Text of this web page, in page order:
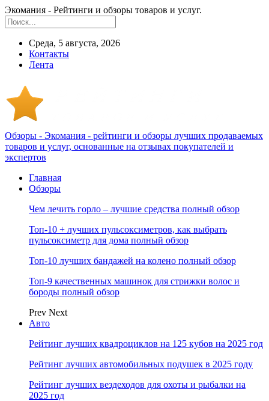
Экомания - Рейтинги и обзоры товаров и услуг.
Среда, 5 августа, 2026
Контакты
Лента
Обзоры - Экомания - рейтинги и обзоры лучших продаваемых
товаров и услуг, основанные на отзывах покупателей и
экспертов
Главная
Обзоры
Чем лечить горло – лучшие средства полный обзор
Топ-10 + лучших пульсоксиметров, как выбрать
пульсоксиметр для дома полный обзор
Топ-10 лучших бандажей на колено полный обзор
Топ-9 качественных машинок для стрижки волос и
бороды полный обзор
Prev Next
Авто
Рейтинг лучших квадроциклов на 125 кубов на 2025 год
Рейтинг лучших автомобильных подушек в 2025 году
Рейтинг лучших вездеходов для охоты и рыбалки на
2025 год